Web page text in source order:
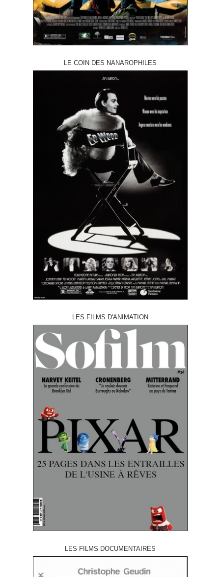
LE COIN DES NANAROPHILES
LES FILMS D'ANIMATION
LES FILMS DOCUMENTAIRES